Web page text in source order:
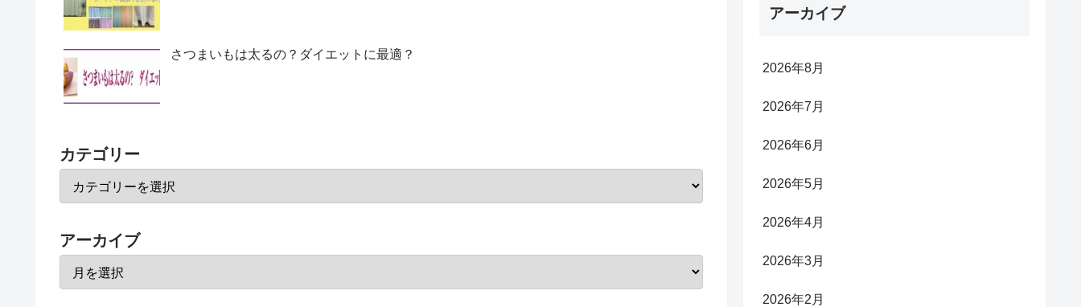
さつまいもは太るの？ダイエットに最適？
カテゴリー
アーカイブ
アーカイブ
2026年8月
2026年7月
2026年6月
2026年5月
2026年4月
2026年3月
2026年2月